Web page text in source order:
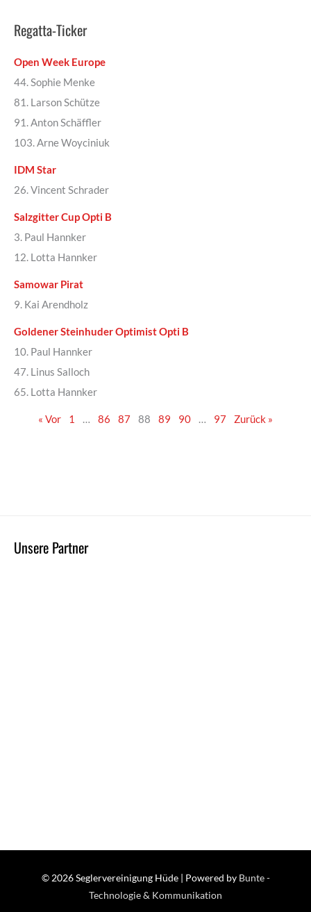
Regatta-Ticker
Open Week Europe
44. Sophie Menke
81. Larson Schütze
91. Anton Schäffler
103. Arne Woyciniuk
IDM Star
26. Vincent Schrader
Salzgitter Cup Opti B
3. Paul Hannker
12. Lotta Hannker
Samowar Pirat
9. Kai Arendholz
Goldener Steinhuder Optimist Opti B
10. Paul Hannker
47. Linus Salloch
65. Lotta Hannker
« Vor 1 … 86 87 88 89 90 … 97 Zurück »
Unsere Partner
© 2026Seglervereinigung Hüde| Powered by Bunte -
Technologie & Kommunikation